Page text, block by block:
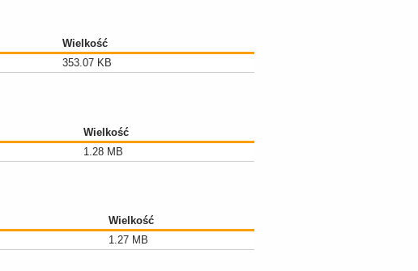
Wielkość
353.07 KB
Wielkość
1.28 MB
Wielkość
1.27 MB